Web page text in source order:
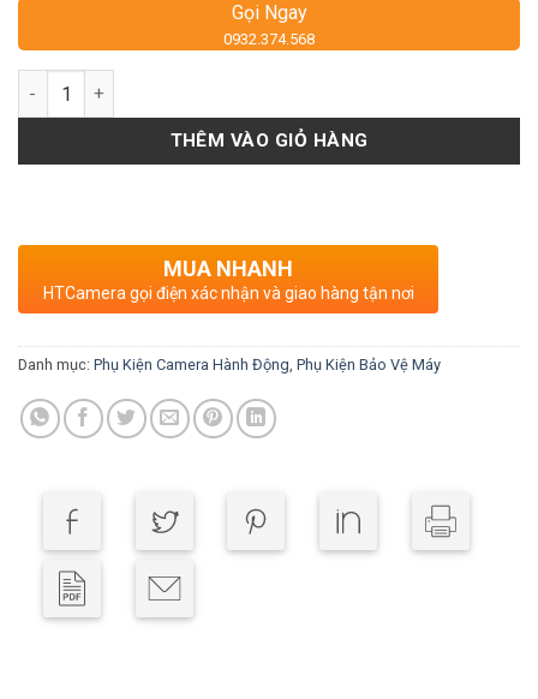
Gọi Ngay
0932.374.568
Số lượng
THÊM VÀO GIỎ HÀNG
MUA NHANH
HTCamera gọi điện xác nhận và giao hàng tận nơi
Danh mục: Phụ Kiện Camera Hành Động Phụ Kiện Bảo Vệ Máy